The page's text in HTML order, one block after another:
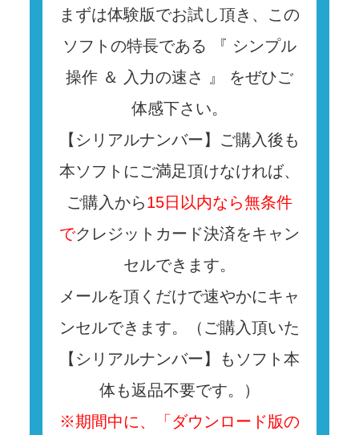
まずは体験版でお試し頂き、この
ソフトの特長である 『 シンプル
操作 ＆ 入力の速さ 』 をぜひご
体感下さい。
【シリアルナンバー】ご購入後も
本ソフトにご満足頂けなければ、
ご購入から15日以内なら無条件
でクレジットカード決済をキャン
セルできます。
メールを頂くだけで速やかにキャ
ンセルできます。（ご購入頂いた
【シリアルナンバー】もソフト本
体も返品不要です。）
※期間中に、「ダウンロード版の